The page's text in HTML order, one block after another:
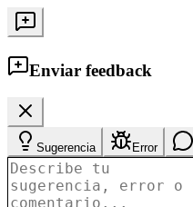
Enviar feedback
Sugerencia Error